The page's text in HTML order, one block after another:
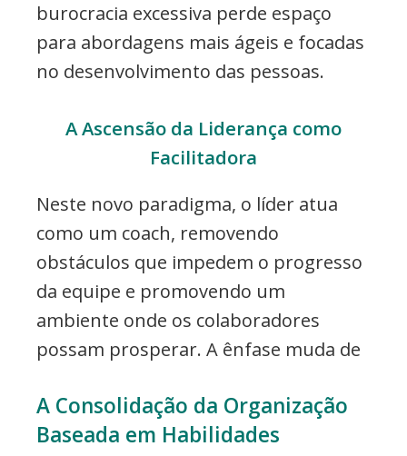
burocracia excessiva perde espaço
para abordagens mais ágeis e focadas
no desenvolvimento das pessoas.
A Ascensão da Liderança como
Facilitadora
Neste novo paradigma, o líder atua
como um coach, removendo
obstáculos que impedem o progresso
da equipe e promovendo um
ambiente onde os colaboradores
possam prosperar. A ênfase muda de
A Consolidação da Organização
Baseada em Habilidades